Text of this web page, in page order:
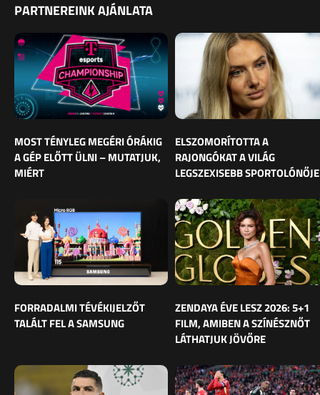
PARTNEREINK AJÁNLATA
MOST TÉNYLEG MEGÉRI ÓRÁKIG
A GÉP ELŐTT ÜLNI – MUTATJUK,
MIÉRT
ELSZOMORÍTOTTA A
RAJONGÓKAT A VILÁG
LEGSZEXISEBB SPORTOLÓNŐJE
FORRADALMI TÉVÉKIJELZŐT
TALÁLT FEL A SAMSUNG
ZENDAYA ÉVE LESZ 2026: 5+1
FILM, AMIBEN A SZÍNÉSZNŐT
LÁTHATJUK JÖVŐRE